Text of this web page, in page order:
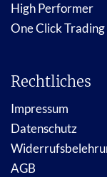
High Performer
One Click Trading
Rechtliches
Impressum
Datenschutz
AGB